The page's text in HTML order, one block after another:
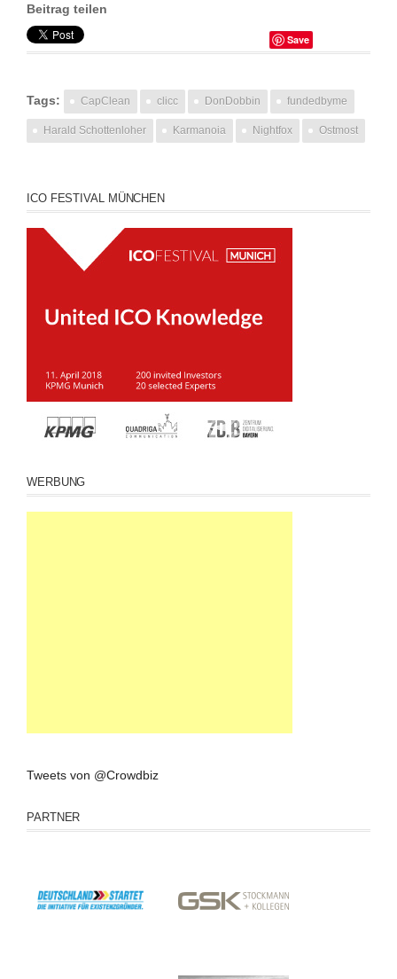
Beitrag teilen
Save
Tags: CapClean clicc DonDobbin fundedbyme
Harald Schottenloher Karmanoia Nightfox Ostmost
ICO FESTIVAL MÜNCHEN
WERBUNG
Tweets von @Crowdbiz
PARTNER